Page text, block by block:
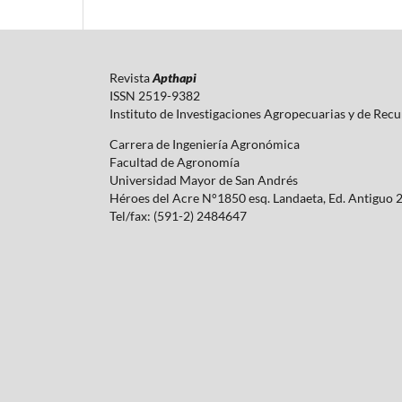
RevistaApthapi
ISSN 2519-9382
Instituto de Investigaciones Agropecuarias y de
Carrera de Ingeniería Agronómica
Facultad de Agronomía
Universidad Mayor de San Andrés
Héroes del Acre N°1850 esq. Landaeta, Ed. Antiguo
Tel/fax: (591-2) 2484647